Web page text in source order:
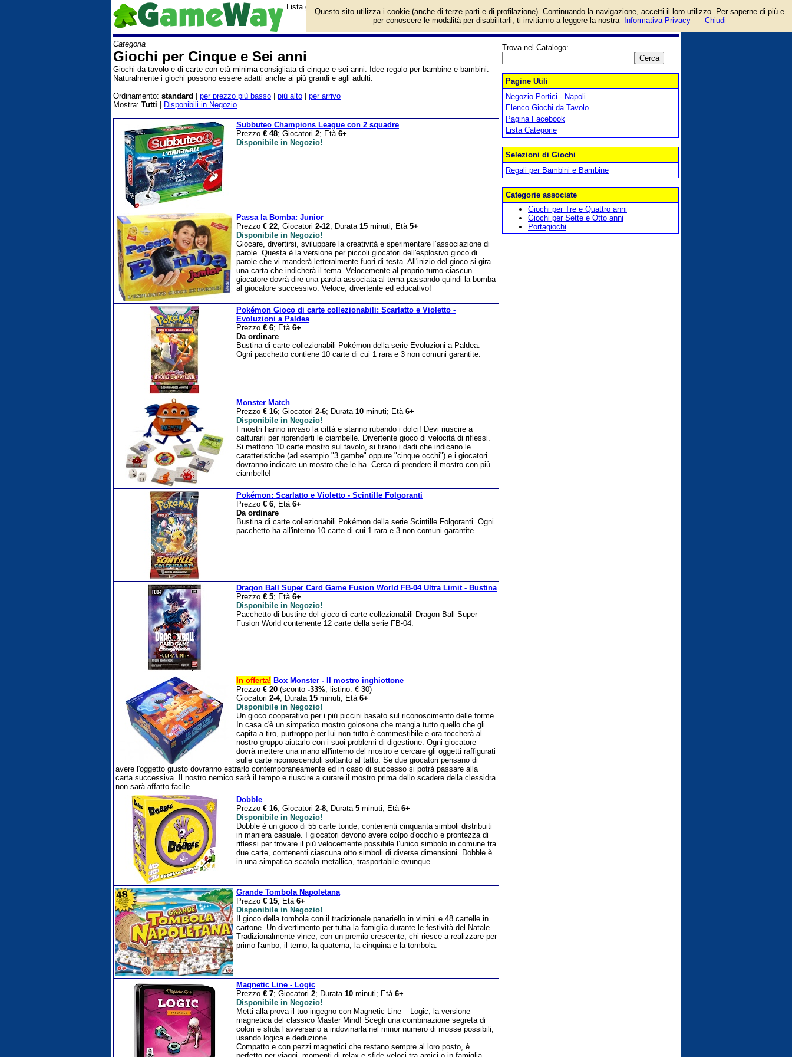
login/registrati
guida
Lista giochi da tavolo categoria Giochi per Cinque e Sei anni.
Categoria
Giochi per Cinque e Sei anni
Giochi da tavolo e di carte con età minima consigliata di cinque e sei anni. Idee regalo per bambine e bambini.
Naturalmente i giochi possono essere adatti anche ai più grandi e agli adulti.
Ordinamento: standard per prezzo più basso più alto
per arrivo
Mostra: Tutti Disponibili in Negozio
Subbuteo Champions League con 2 squadre
Prezzo € 48; Giocatori 2; Età 6+
Disponibile in Negozio!
Passa la Bomba: Junior
Prezzo € 22; Giocatori 2-12; Durata 15 minuti; Età 5+
Disponibile in Negozio!
Giocare, divertirsi, sviluppare la creatività e sperimentare l’associazione di
parole. Questa è la versione per piccoli giocatori dell'esplosivo gioco di
parole che vi manderà letteralmente fuori di testa. All'inizio del gioco si gira
una carta che indicherà il tema. Velocemente al proprio turno ciascun
giocatore dovrà dire una parola associata al tema passando quindi la bomba
al giocatore successivo. Veloce, divertente ed educativo!
Pokémon Gioco di carte collezionabili: Scarlatto e Violetto -
Evoluzioni a Paldea
Prezzo € 6; Età 6+
Da ordinare
Bustina di carte collezionabili Pokémon della serie Evoluzioni a Paldea.
Ogni pacchetto contiene 10 carte di cui 1 rara e 3 non comuni garantite.
Monster Match
Prezzo € 16; Giocatori 2-6; Durata 10 minuti; Età 6+
Disponibile in Negozio!
I mostri hanno invaso la città e stanno rubando i dolci! Devi riuscire a
catturarli per riprenderti le ciambelle. Divertente gioco di velocità di riflessi.
Si mettono 10 carte mostro sul tavolo, si tirano i dadi che indicano le
caratteristiche (ad esempio "3 gambe" oppure "cinque occhi") e i giocatori
dovranno indicare un mostro che le ha. Cerca di prendere il mostro con più
ciambelle!
Pokémon: Scarlatto e Violetto - Scintille Folgoranti
Prezzo € 6; Età 6+
Da ordinare
Bustina di carte collezionabili Pokémon della serie Scintille Folgoranti. Ogni
pacchetto ha all'interno 10 carte di cui 1 rara e 3 non comuni garantite.
Dragon Ball Super Card Game Fusion World FB-04 Ultra Limit - Bustina
Prezzo € 5; Età 6+
Disponibile in Negozio!
Pacchetto di bustine del gioco di carte collezionabili Dragon Ball Super
Fusion World contenente 12 carte della serie FB-04.
In offerta! Box Monster - Il mostro inghiottone
Prezzo € 20 (sconto -33%, listino: € 30)
Giocatori 2-4; Durata 15 minuti; Età 6+
Disponibile in Negozio!
Un gioco cooperativo per i più piccini basato sul riconoscimento delle forme.
In casa c'è un simpatico mostro golosone che mangia tutto quello che gli
capita a tiro, purtroppo per lui non tutto è commestibile e ora toccherà al
nostro gruppo aiutarlo con i suoi problemi di digestione. Ogni giocatore
dovrà mettere una mano all'interno del mostro e cercare gli oggetti raffigurati
sulle carte riconoscendoli soltanto al tatto. Se due giocatori pensano di
avere l'oggetto giusto dovranno estrarlo contemporaneamente ed in caso di successo si potrà passare alla
carta successiva. Il nostro nemico sarà il tempo e riuscire a curare il mostro prima dello scadere della clessidra
non sarà affatto facile.
Dobble
Prezzo € 16; Giocatori 2-8; Durata 5 minuti; Età 6+
Disponibile in Negozio!
Dobble è un gioco di 55 carte tonde, contenenti cinquanta simboli distribuiti
in maniera casuale. I giocatori devono avere colpo d'occhio e prontezza di
riflessi per trovare il più velocemente possibile l’unico simbolo in comune tra
due carte, contenenti ciascuna otto simboli di diverse dimensioni. Dobble è
in una simpatica scatola metallica, trasportabile ovunque.
Grande Tombola Napoletana
Prezzo € 15; Età 6+
Disponibile in Negozio!
Il gioco della tombola con il tradizionale panariello in vimini e 48 cartelle in
cartone. Un divertimento per tutta la famiglia durante le festività del Natale.
Tradizionalmente vince, con un premio crescente, chi riesce a realizzare per
primo l'ambo, il terno, la quaterna, la cinquina e la tombola.
Magnetic Line - Logic
Prezzo € 7; Giocatori 2; Durata 10 minuti; Età 6+
Disponibile in Negozio!
Metti alla prova il tuo ingegno con Magnetic Line – Logic, la versione
magnetica del classico Master Mind! Scegli una combinazione segreta di
colori e sfida l’avversario a indovinarla nel minor numero di mosse possibili,
usando logica e deduzione.
Compatto e con pezzi magnetici che restano sempre al loro posto, è
Trova nel Catalogo:
Pagine Utili
Negozio Portici - Napoli
Elenco Giochi da Tavolo
Pagina Facebook
Lista Categorie
Selezioni di Giochi
Regali per Bambini e Bambine
Categorie associate
Giochi per Tre e Quattro anni
Giochi per Sette e Otto anni
Portagiochi
Questo sito utilizza i cookie (anche di terze parti e di profilazione). Continuando la navigazione, accetti il loro utilizzo. Per saperne di più e
per conoscere le modalità per disabilitarli, ti invitiamo a leggere la nostra
Informativa Privacy Chiudi